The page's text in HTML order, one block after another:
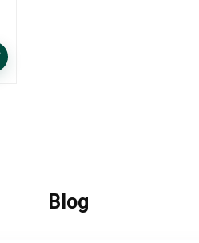
Blog